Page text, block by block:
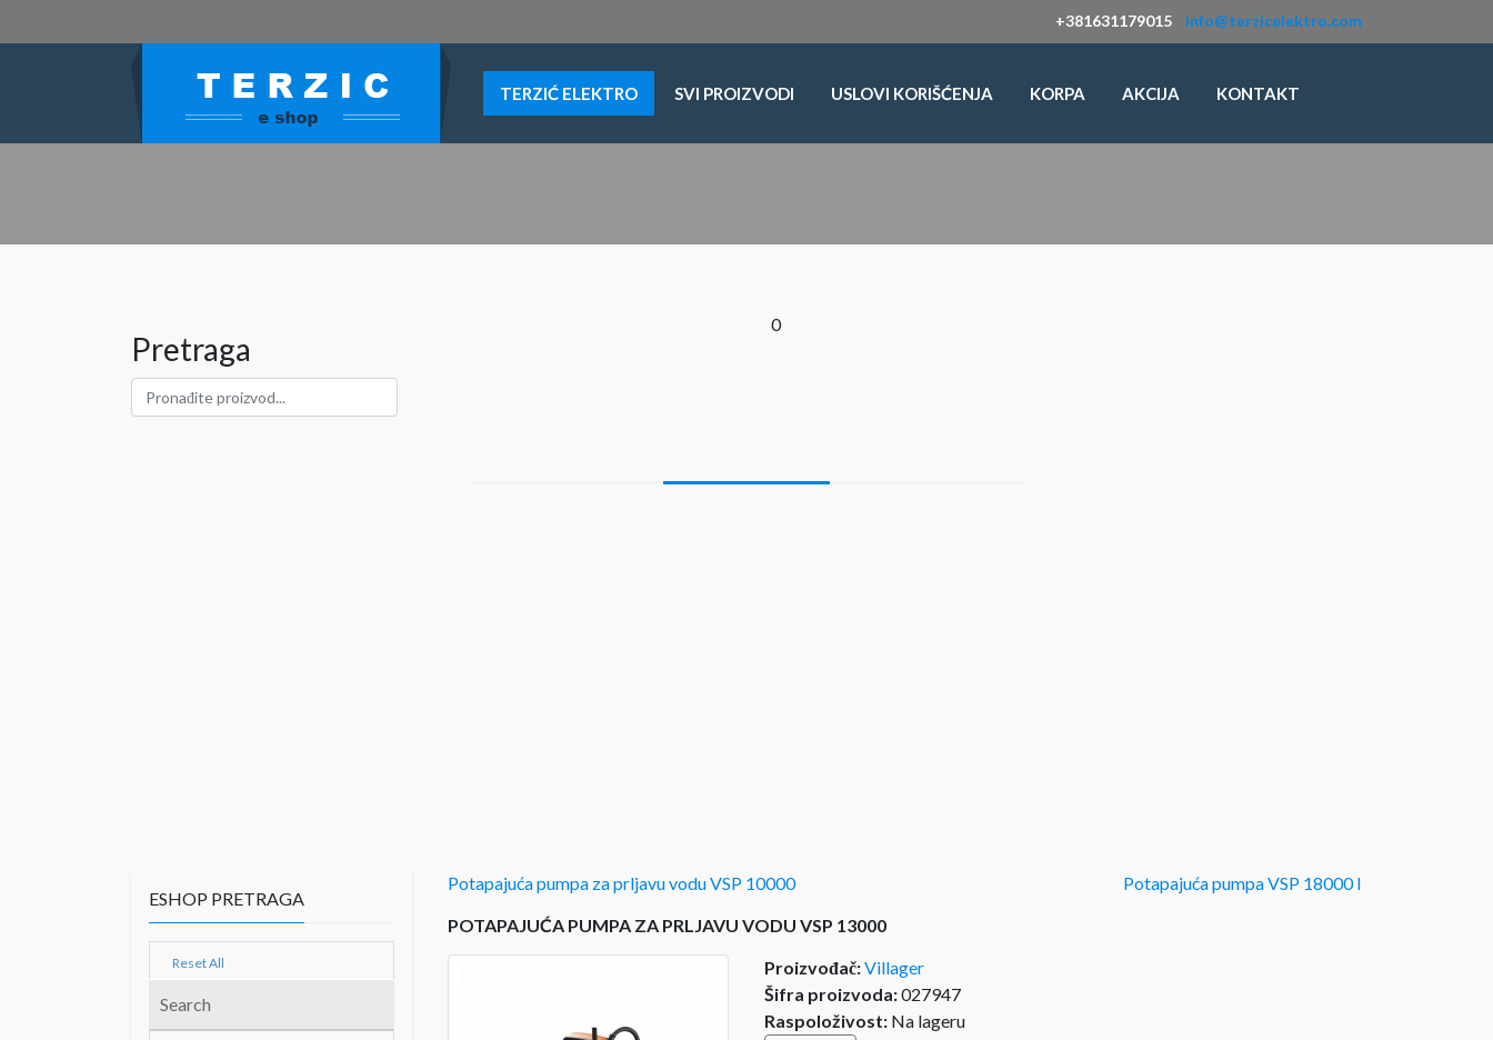
+381631179015 info@terzicelektro.com
TERZIĆ ELEKTRO SVI PROIZVODI USLOVI KORIŠĆENJA KORPA AKCIJA KONTAKT
Pretraga
0
Potapajuća pumpa za prljavu vodu VSP 10000
Potapajuća pumpa VSP 18000 I
POTAPAJUĆA PUMPA ZA PRLJAVU VODU VSP 13000
Proizvođač:Villager
Šifra proizvoda:027947
Raspoloživost: Na lageru
ESHOP PRETRAGA
Reset All
Search